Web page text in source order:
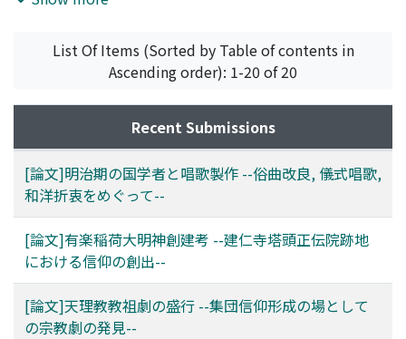
屋根化を達成し，それに伴い補助柱や補強材を導入し，鉾
に近似する構造を獲得していく。この傾向は鉾も同様であ
る。鉾の軸組構造は，真木を中心に禿柱と燧で四角錐を形
成し，縄がらみによる柔構造で巡行時の安定を確保する点
に特徴があるが，すでに17世紀には軸組構造としては完成
された形となっていた。にもかかわらず，後に舞台下補強
や四本柱の垂直化などの構造転換を行った。その理由とし
ては，①屋根・舞台周辺の加飾重量増加(錺金具や木彫の
豪華化)，②囃子方の巡行における主役性の向上，がある
とした。附篇では近代以降の軸組構造の変化の例として，
関東の八王子祭と秩父祭の笠鉾を取り上げ，近代のインフ
ラ整備が理由とされてきた山車等の構造変化について，そ
れ以外の理由，特に伝承者側の意思を考察する必要性があ
ることを示唆した。本稿は，山・鉾・屋台の構造変化を，
8か月間のべ1148名の遊客の年齢・職業・住所・支払額な
どを記録している。これらの情報から本稿は娼妓の置かれ
た状況と遊客の実像に接近した。S家には常時7人前後が
在籍し，特に5名はほぼ休みなく稼業を続けた。東京や他
の遊廓に比して長期休暇が極めて少なく，疾病を抱えなが
ら稼働したことが推察される。次に遊客の属性をみると，
六割以上が近隣の上京区・右京区在住者であり，徒歩や市
電で来訪可能な地理的近接性が確認される。職業別には会
社員や公務員など俸給生活者が最多で，西陣織関連の職工
や商人も多くを占めた。また，映画産業や近代的な職種の
登場も特徴的である。さらに，特定の娼妓に常連客がつ
き，繰り返し登楼する実態や，複数人を同夜に買い「品定
め」を行う客の姿も浮かび上がった。加えて，記録には朝
鮮人名と推察される遊客も含まれていた。以上から，五番
List Of Items (Sorted by Table of contents in
Ascending order): 1-20 of 20
Recent Submissions
[論文]明治期の国学者と唱歌製作 --俗曲改良, 儀式唱歌,
和洋折衷をめぐって--
[論文]有楽稲荷大明神創建考 --建仁寺塔頭正伝院跡地
における信仰の創出--
[論文]天理教教祖劇の盛行 --集団信仰形成の場として
の宗教劇の発見--